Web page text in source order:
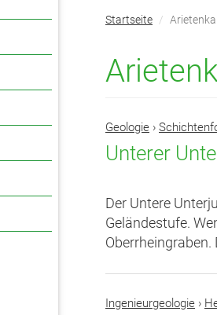
Startseite
Geologie ›
Unterer
Der Untere
Geländestufe.
Ingenieurgeologie ›